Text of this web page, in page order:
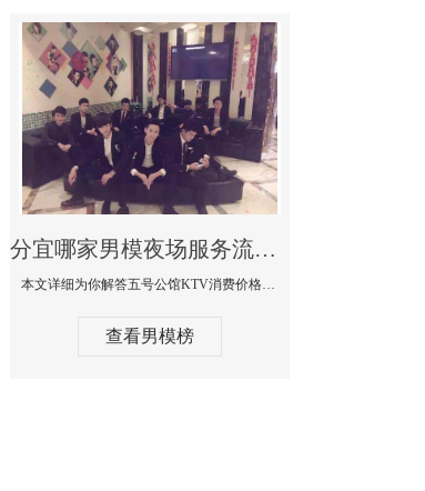
分宜哪家男模夜场服务流程全面-五号公馆KTV消费价格点评
本文详细为你解答五号公馆KTV消费价格，更多关于哪家男模夜场服务流程全面免费咨询1333 867 6881微信同步！
查看男模榜